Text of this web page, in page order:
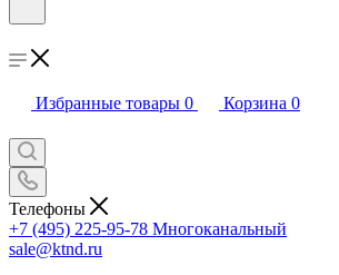
Избранные товары 0 Корзина 0
Телефоны
+7 (495) 225-95-78 Многоканальный
sale@ktnd.ru